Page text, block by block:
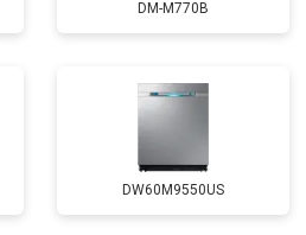
от 1000 ₽
от 1100 ₽ Заказать
DM-M770B
DW60M9550US